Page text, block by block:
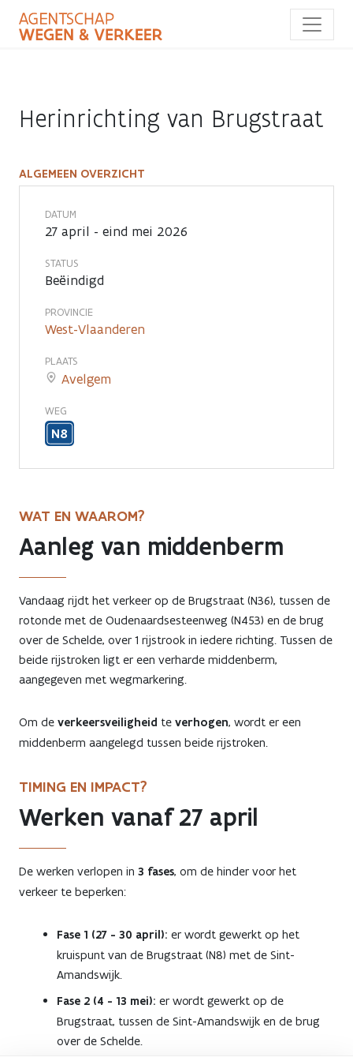
naar
Herinrichting van Brugstraat
Herinrichting
van
Brugstraat
ALGEMEEN OVERZICHT
DATUM
27 april - eind mei 2026
STATUS
Beëindigd
PROVINCIE
West-Vlaanderen
PLAATS
Avelgem
WEG
N8
WAT EN WAAROM?
Aanleg van middenberm
Vandaag rijdt het verkeer op de Brugstraat (N36), tussen de
rotonde met de Oudenaardsesteenweg (N453) en de brug
over de Schelde, over 1 rijstrook in iedere richting. Tussen de
beide rijstroken ligt er een verharde middenberm,
aangegeven met wegmarkering.
Om de verkeersveiligheid te verhogen, wordt er een
middenberm aangelegd tussen beide rijstroken.
TIMING EN IMPACT?
Werken vanaf 27 april
De werken verlopen in 3 fases, om de hinder voor het
verkeer te beperken:
Fase 1 (27 - 30 april): er wordt gewerkt op het
kruispunt van de Brugstraat (N8) met de Sint-
Amandswijk.
Fase 2 (4 - 13 mei): er wordt gewerkt op de
Brugstraat, tussen de Sint-Amandswijk en de brug
over de Schelde.